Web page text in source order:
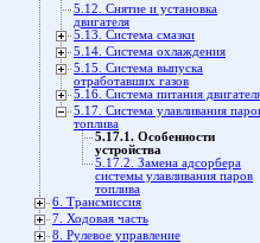
5.12. Снятие и установка
двигателя
5.13. Система смазки
5.14. Система охлаждения
5.15. Система выпуска
отработавших газов
5.16. Система питания
5.17. Система улавливания
топлива
5.17.1. Особенности
устройства
5.17.2. Замена адсорбера
системы улавливания паров
топлива
6. Трансмиссия
7. Ходовая часть
8. Рулевое управление